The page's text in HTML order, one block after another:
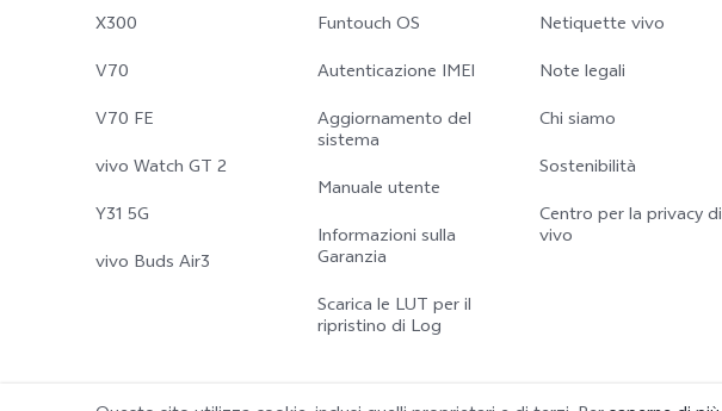
X300
V70
V70 FE
vivo Watch GT 2
Y31 5G
vivo Buds Air3
Funtouch OS
Autenticazione IMEI
Aggiornamento del
sistema
Manuale utente
Informazioni sulla
Garanzia
Scarica le LUT per il
ripristino di Log
Netiquette vivo
Note legali
Chi siamo
Sostenibilità
Centro per la privacy di
vivo